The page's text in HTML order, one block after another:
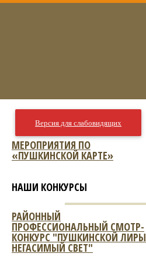
Версия для слабовидящих
МЕРОПРИЯТИЯ ПО
«ПУШКИНСКОЙ КАРТЕ»
НАШИ КОНКУРСЫ
РАЙОННЫЙ
ПРОФЕССИОНАЛЬНЫЙ СМОТР-
КОНКУРС "ПУШКИНСКОЙ ЛИРЫ
НЕГАСИМЫЙ СВЕТ"